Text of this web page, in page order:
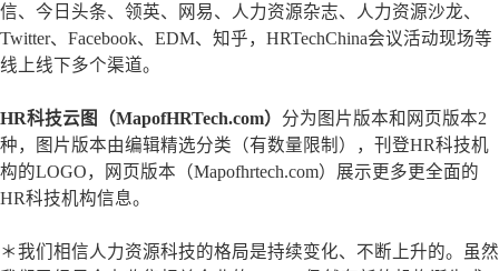
信、今日头条、领英、网易、人力资源杂志、人力资源沙龙、
Twitter、Facebook、EDM、知乎，HRTechChina会议活动现场等
线上线下多个渠道。
HR科技云图（MapofHRTech.com） 分为图片版本和网页版本2
种，图片版本由编辑精选分类（有数量限制），刊登HR科技机
构的LOGO，网页版本（Mapofhrtech.com）展示更多更全面的
HR科技机构信息。
＊我们相信人力资源科技的格局是持续变化、不断上升的。虽然